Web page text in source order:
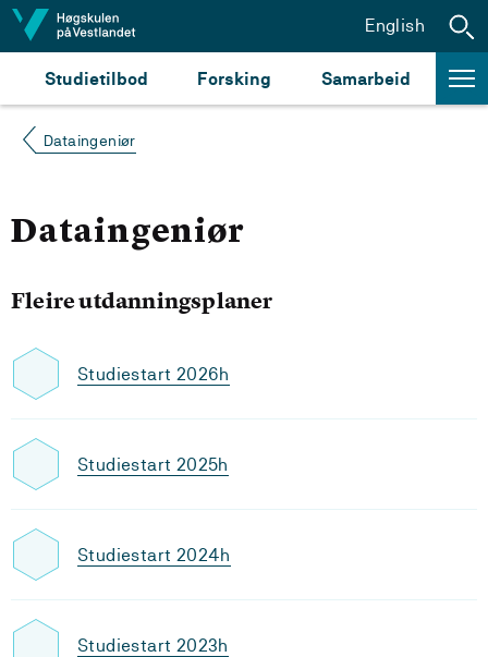
Hopp til innhald
Studietilbod Forsking Samarbeid
English
Dataingeniør
Dataingeniør
Fleire utdanningsplaner
Studiestart 2026h
Studiestart 2025h
Studiestart 2024h
Studiestart 2023h